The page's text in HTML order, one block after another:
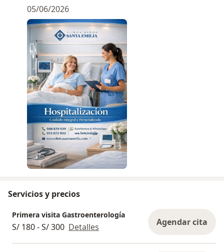
05/06/2026
Servicios y precios
Primera visita Gastroenterología
S/ 180 - S/ 300 Detalles Agendar cita